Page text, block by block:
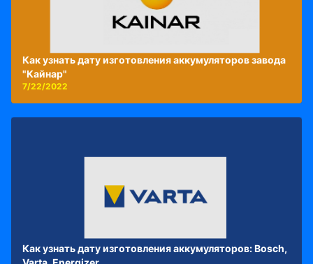
Как узнать дату изготовления аккумуляторов завода
"Кайнар"
7/22/2022
Как узнать дату изготовления аккумуляторов: Bosch,